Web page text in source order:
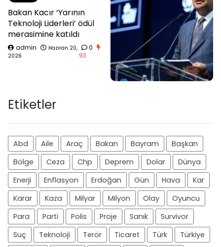
Bakan Kacır ‘Yarının
Teknoloji Liderleri’ ödül
merasimine katıldı
admin
Haziran 20,
2026
0
93
Etiketler
Abd Aile Araç Bakan Bayram
Başkan
Bölge
Ceza Chp Deprem Dolar
Dünya
Enerji
Enflasyon Erdoğan Gün Hava
Kar
Karar
Kaza Milyar Milyon Olay
Oyuncu
Para
Parti Polis Proje Sanık
Survivor
Suç
Teknoloji Terör Ticaret Türk Türkiye